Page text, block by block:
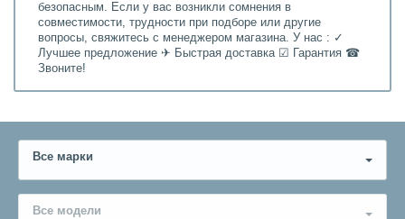
безопасным. Если у вас возникли сомнения в
совместимости, трудности при подборе или другие
вопросы, свяжитесь с менеджером магазина. У нас : ✓
Лучшее предложение ✈ Быстрая доставка ☑ Гарантия ☎
Звоните!
Все марки
Все модели